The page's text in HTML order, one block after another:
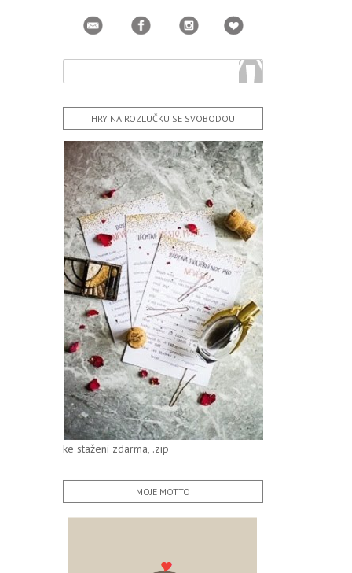
HRY NA ROZLUČKU SE SVOBODOU
ke stažení zdarma, .zip
MOJE MOTTO